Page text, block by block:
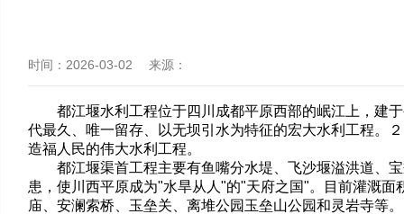
时间： 2026-03-02 来源：
都江堰水利工程位于四川成都平原西部的岷江上，建于
代最久、唯一留存、以无坝引水为特征的宏大水利工程。
造福人民的伟大水利工程。
都江堰渠首工程主要有鱼嘴分水堤、飞沙堰溢洪道、宝
患，使川西平原成为"水旱从人"的"天府之国"。目前灌溉
庙、安澜索桥、玉垒关、离堆公园玉垒山公园和灵岩寺等。